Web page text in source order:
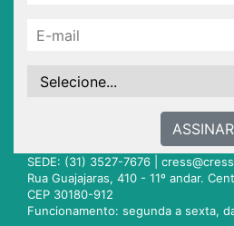
ASSINAR
SEDE: (31) 3527-7676 |
Rua Guajajaras, 410 - 11º andar.
CEP 30180-912
Funcionamento: segunda a sexta,